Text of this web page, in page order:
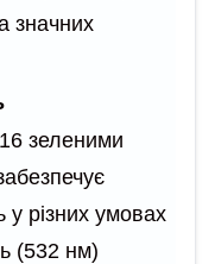
значних
зеленими
у різних умовах
(532 нм)